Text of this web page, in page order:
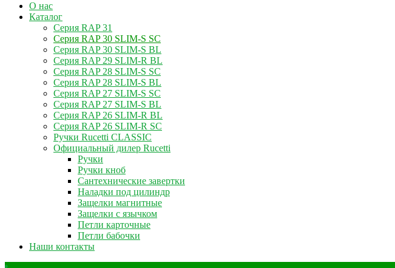
О нас
Каталог
Серия RAP 31
Серия RAP 30 SLIM-S SC
Серия RAP 30 SLIM-S BL
Серия RAP 29 SLIM-R BL
Серия RAP 28 SLIM-S SC
Серия RAP 28 SLIM-S BL
Серия RAP 27 SLIM-S SC
Серия RAP 27 SLIM-S BL
Серия RAP 26 SLIM-R BL
Серия RAP 26 SLIM-R SC
Ручки Rucetti CLASSIC
Официальный дилер Rucetti
Ручки
Ручки кноб
Сантехнические завертки
Наладки под цилиндр
Защелки магнитные
Защелки с язычком
Петли карточные
Петли бабочки
Наши контакты